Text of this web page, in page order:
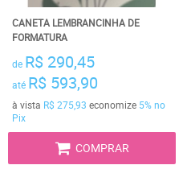
CANETA LEMBRANCINHA DE
FORMATURA
de R$ 290,45
até R$ 593,90
à vista R$ 275,93 economize 5%no
Pix
COMPRAR